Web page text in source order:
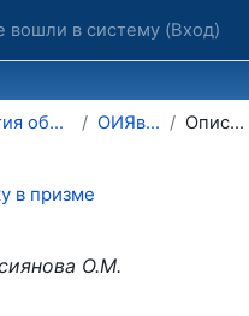
вошли в систему (Вход)
Институт развития образования ОИЯвПЛП Описание
в призме
О.М.